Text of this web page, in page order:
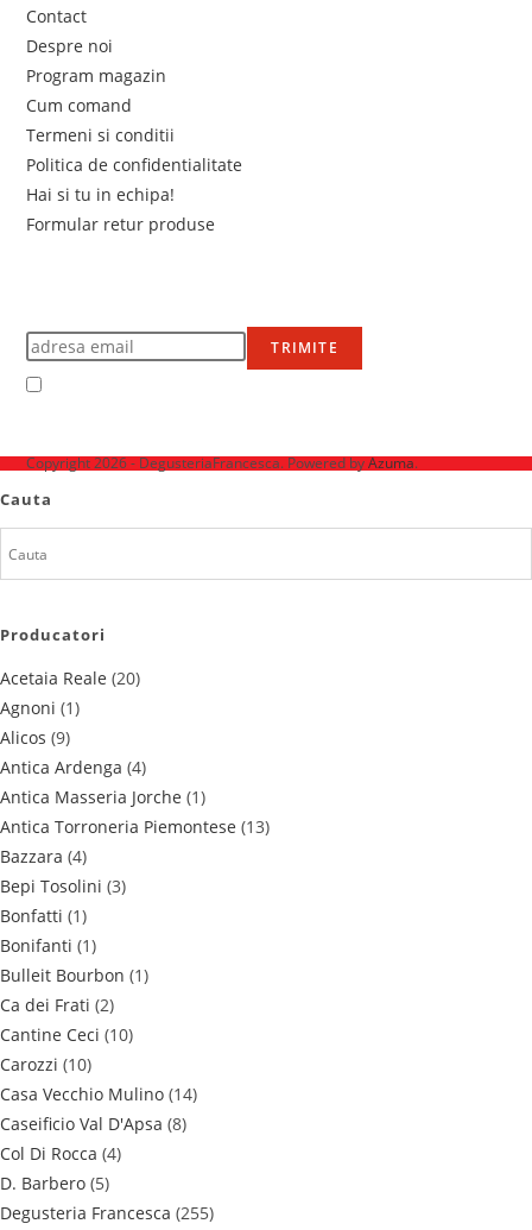
Contact
Despre noi
Program magazin
Cum comand
Termeni si conditii
Politica de confidentialitate
Hai si tu in echipa!
Formular retur produse
TRIMITE
Copyright 2026 - DegusteriaFrancesca. Powered byAzuma.
Cauta
Producatori
Acetaia Reale (20)
Agnoni (1)
Alicos (9)
Antica Ardenga (4)
Antica Masseria Jorche (1)
Antica Torroneria Piemontese (13)
Bazzara (4)
Bepi Tosolini (3)
Bonfatti (1)
Bonifanti (1)
Bulleit Bourbon (1)
Ca dei Frati (2)
Cantine Ceci (10)
Carozzi (10)
Casa Vecchio Mulino (14)
Caseificio Val D'Apsa (8)
Col Di Rocca (4)
D. Barbero (5)
Degusteria Francesca (255)